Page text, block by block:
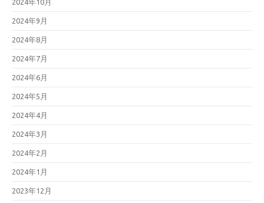
2024年10月
2024年9月
2024年8月
2024年7月
2024年6月
2024年5月
2024年4月
2024年3月
2024年2月
2024年1月
2023年12月